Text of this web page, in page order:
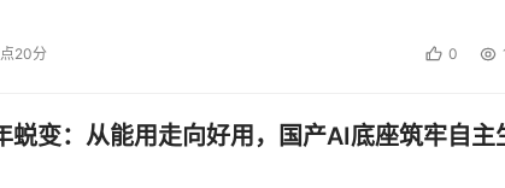
20分 0
蜕变：从能用走向好用，国产AI底座筑牢自主